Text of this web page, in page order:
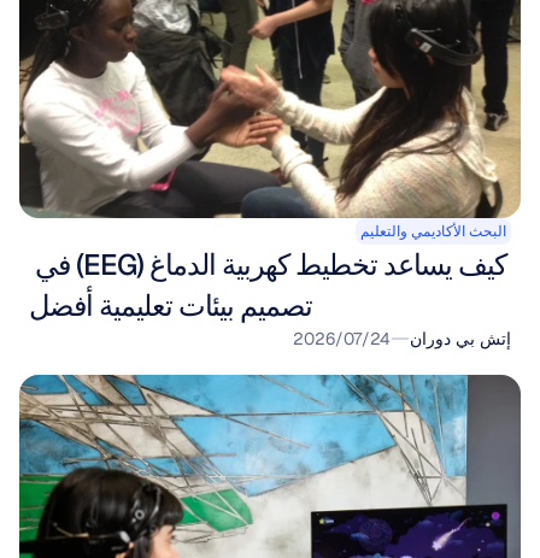
البحث الأكاديمي والتعليم
تصميم بيئات تعليمية أفضل
إتش بي دوران 24‏/07‏/2026